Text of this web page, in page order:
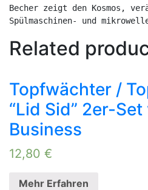
Becher zeigt den Kosmos,
Spülmaschinen- und
Related
Topfwächter /
“Lid Sid” 2er-
Business
12,80 €
Mehr Erfahren